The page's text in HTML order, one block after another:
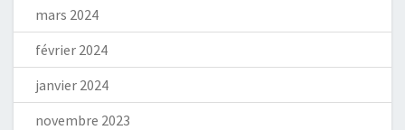
mars 2024
février 2024
janvier 2024
novembre 2023